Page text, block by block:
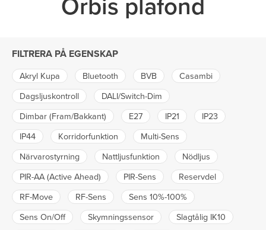
FILTRERA PÅ EGENSKAP
Akryl Kupa Bluetooth BVB
Casambi
Dagsljuskontroll
DALI/Switch-Dim
Dimbar (Fram/Bakkant)
E27 IP21
IP23
IP44
Korridorfunktion
Multi-Sens
Närvarostyrning
Nattljusfunktion
Nödljus
PIR-AA (Active Ahead)
PIR-Sens
Reservdel
RF-Move
RF-Sens
Sens 10%-100%
Sens On/Off
Skymningssensor
Slagtålig IK10